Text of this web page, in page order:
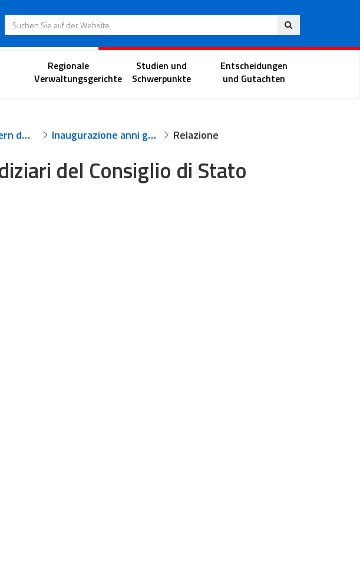
Deu
Suchen Sie auf der Website
Richterportal
Regionale
Verwaltungsgerichte
Studien und
Schwerpunkte
Entscheidungen
und Gutachten
Eröffnungsfeiern der Gerichtsjahre Inaugurazione anni giudiziari - Consiglio di Stato Relazione
del Consiglio di Stato